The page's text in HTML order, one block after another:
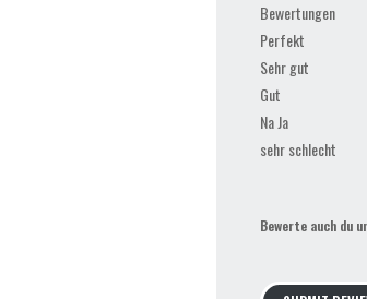
Bewertungen
Perfekt
Sehr gut
Gut
Na Ja
sehr schlecht
Bewerte auch du